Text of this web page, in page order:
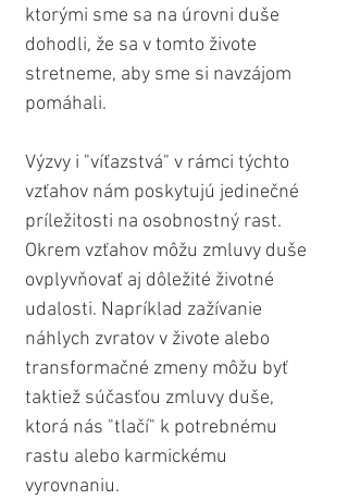
ktorými sme sa na úrovni duše
dohodli, že sa v tomto živote
stretneme, aby sme si navzájom
pomáhali.
Výzvy i "víťazstvá" v rámci týchto
vzťahov nám poskytujú jedinečné
príležitosti na osobnostný rast.
Okrem vzťahov môžu zmluvy duše
ovplyvňovať aj dôležité životné
udalosti. Napríklad zažívanie
náhlych zvratov v živote alebo
transformačné zmeny môžu byť
taktiež súčasťou zmluvy duše,
ktorá nás "tlačí" k potrebnému
rastu alebo karmickému
vyrovnaniu.